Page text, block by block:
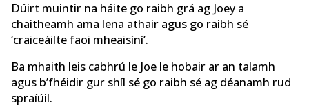
Dúirt muintir na háite go raibh grá ag Joey a
chaitheamh ama lena athair agus go raibh sé
‘craiceáilte faoi mheaisíní’.
Ba mhaith leis cabhrú le Joe le hobair ar an talamh
agus b’fhéidir gur shíl sé go raibh sé ag déanamh rud
spraíúil.